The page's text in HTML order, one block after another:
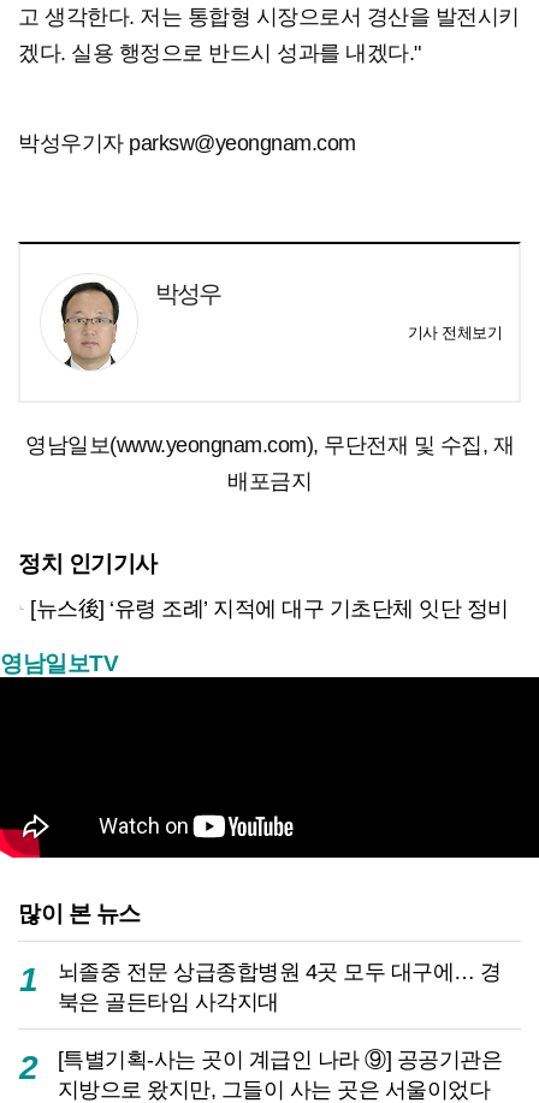
고 생각한다. 저는 통합형 시장으로서 경산을 발전시키
겠다. 실용 행정으로 반드시 성과를 내겠다."
박성우기자 parksw@yeongnam.com
박성우
기사 전체보기
영남일보(www.yeongnam.com), 무단전재 및 수집, 재
배포금지
정치 인기기사
[뉴스後] ‘유령 조례’ 지적에 대구 기초단체 잇단 정비
영남일보TV
많이 본 뉴스
1
뇌졸중 전문 상급종합병원 4곳 모두 대구에… 경
북은 골든타임 사각지대
2
[특별기획-사는 곳이 계급인 나라 ⑨] 공공기관은
지방으로 왔지만, 그들이 사는 곳은 서울이었다